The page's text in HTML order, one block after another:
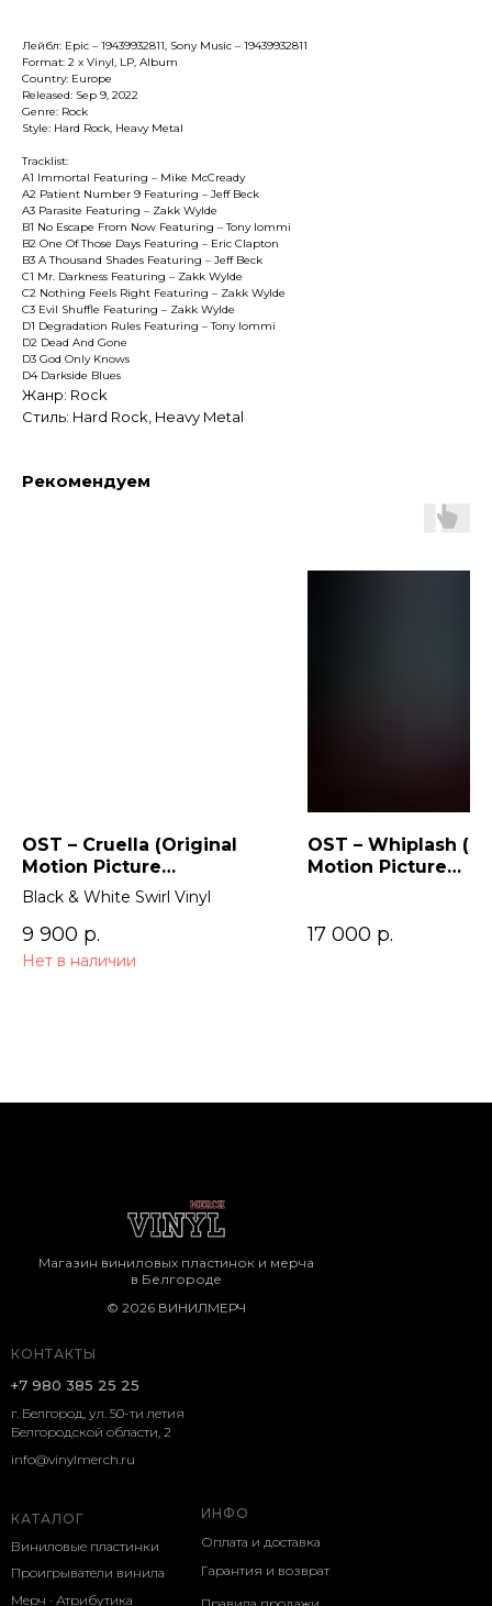
Лейбл: Epic – 19439932811, Sony Music – 19439932811
Format: 2 x Vinyl, LP, Album
Country: Europe
Released: Sep 9, 2022
Genre: Rock
Style: Hard Rock, Heavy Metal
Tracklist:
A1 Immortal Featuring – Mike McCready
A2 Patient Number 9 Featuring – Jeff Beck
A3 Parasite Featuring – Zakk Wylde
B1 No Escape From Now Featuring – Tony Iommi
B2 One Of Those Days Featuring – Eric Clapton
B3 A Thousand Shades Featuring – Jeff Beck
C1 Mr. Darkness Featuring – Zakk Wylde
C2 Nothing Feels Right Featuring – Zakk Wylde
C3 Evil Shuffle Featuring – Zakk Wylde
D1 Degradation Rules Featuring – Tony Iommi
D2 Dead And Gone
D3 God Only Knows
D4 Darkside Blues
Жанр: Rock
Стиль: Hard Rock, Heavy Metal
Рекомендуем
OST – Cruella (Original
Motion Picture
Soundtrack) 2LP
Black & White Swirl Vinyl
9 900 р.
Нет в наличии
OST – Whiplash
Motion Picture
17 000 р.
КОНТАКТЫ
г. Белгород, ул. 50-ти летия
Белгородской области, 2
КАТАЛОГ
Виниловые пластинки
ИНФО
Оплата и доставка
+7 980 385 25 25
Магазин виниловых пластинок и мерча
в Белгороде
Проигрыватели винила
Мерч · Атрибутика
Гарантия и возврат
© 2026 ВИНИЛМЕРЧ
info@vinylmerch.ru